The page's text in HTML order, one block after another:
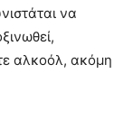
να
αλκοόλ, ακόμη